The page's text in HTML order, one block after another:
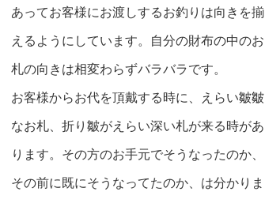
あってお客様にお渡しするお釣りは向きを揃
えるようにしています。自分の財布の中のお
札の向きは相変わらずバラバラです。
お客様からお代を頂戴する時に、えらい皺皺
なお札、折り皺がえらい深い札が来る時があ
ります。その方のお手元でそうなったのか、
その前に既にそうなってたのか、は分かりま